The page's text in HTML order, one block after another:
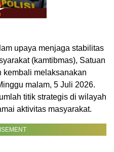
upaya menjaga stabilitas
(kamtibmas), Satuan
kembali melaksanakan
malam, 5 Juli 2026.
titik strategis di wilayah
aktivitas masyarakat.